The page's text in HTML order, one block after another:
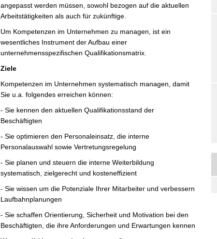
angepasst werden müssen, sowohl bezogen auf die aktuellen
Arbeitstätigkeiten als auch für zukünftige.
Um Kompetenzen im Unternehmen zu managen, ist ein
wesentliches Instrument der Aufbau einer
unternehmensspezifischen Qualifikationsmatrix.
Ziele
Kompetenzen im Unternehmen systematisch managen, damit
Sie u.a. folgendes erreichen können:
- Sie kennen den aktuellen Qualifikationsstand der
Beschäftigten
- Sie optimieren den Personaleinsatz, die interne
Personalauswahl sowie Vertretungsregelung
- Sie planen und steuern die interne Weiterbildung
systematisch, zielgerecht und kosteneffizient
- Sie wissen um die Potenziale Ihrer Mitarbeiter und verbessern
Laufbahnplanungen
- Sie schaffen Orientierung, Sicherheit und Motivation bei den
Beschäftigten, die ihre Anforderungen und Erwartungen kennen